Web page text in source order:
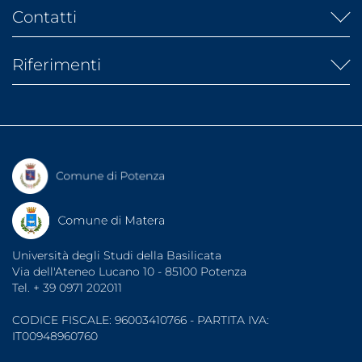
Albo fornitori
Albo ufficiale
Atti di Notifica
IRIS
Banca dati AlmaLaurea
Banca dati laureati
Banca dati tirocini
Fatturazione elettronica
Contatti
Rubrica telefonica
Segreterie studenti
Consigliera di Fiducia
Sportello di Ascolto
Riferimenti
Organizzazioni Sindacali
Note legali
Protezione dati
Accessibilità
Università degli Studi della Basilicata
Via dell'Ateneo Lucano 10 - 85100 Potenza
Tel. + 39 0971 202011
CODICE FISCALE: 96003410766 - PARTITA IVA:
IT00948960760